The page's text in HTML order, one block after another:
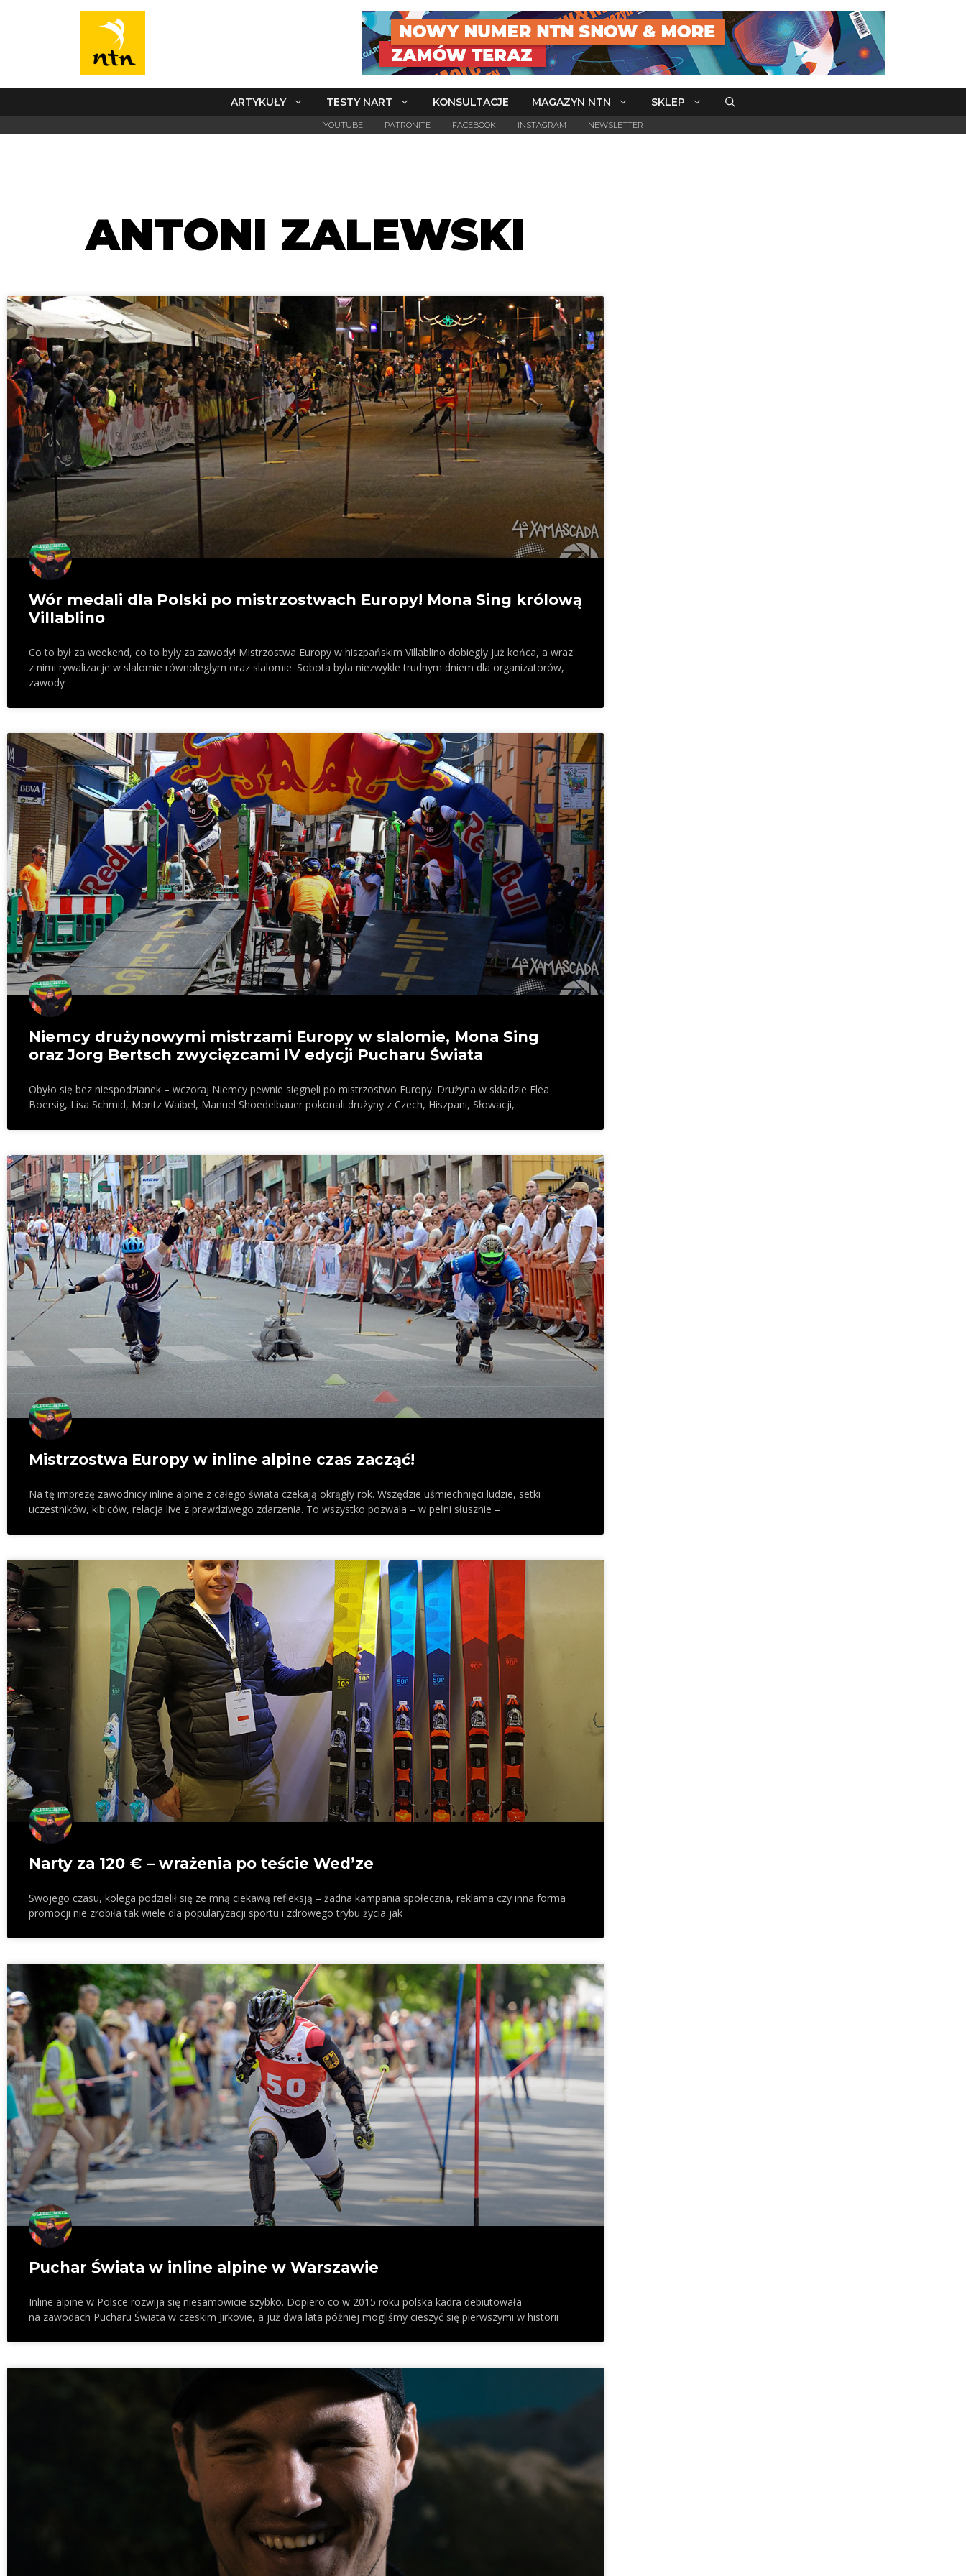
ARTYKUŁY TESTY NART KONSULTACJE MAGAZYN NTN SKLEP
YOUTUBE PATRONITE FACEBOOK INSTAGRAM NEWSLETTER
ANTONI ZALEWSKI
Wór medali dla Polski po mistrzostwach Europy! Mona Sing królową
Villablino
Co to był za weekend, co to były za zawody! Mistrzostwa Europy w hiszpańskim Villablino dobiegły już końca, a wraz
z nimi rywalizacje w slalomie równoległym oraz slalomie. Sobota była niezwykle trudnym dniem dla organizatorów,
zawody
Niemcy drużynowymi mistrzami Europy w slalomie, Mona Sing
oraz Jorg Bertsch zwycięzcami IV edycji Pucharu Świata
Obyło się bez niespodzianek – wczoraj Niemcy pewnie sięgnęli po mistrzostwo Europy. Drużyna w składzie Elea
Boersig, Lisa Schmid, Moritz Waibel, Manuel Shoedelbauer pokonali drużyny z Czech, Hiszpani, Słowacji,
Mistrzostwa Europy w inline alpine czas zacząć!
Na tę imprezę zawodnicy inline alpine z całego świata czekają okrągły rok. Wszędzie uśmiechnięci ludzie, setki
uczestników, kibiców, relacja live z prawdziwego zdarzenia. To wszystko pozwala – w pełni słusznie –
Narty za 120 € – wrażenia po teście Wed’ze
Swojego czasu, kolega podzielił się ze mną ciekawą refleksją – żadna kampania społeczna, reklama czy inna forma
promocji nie zrobiła tak wiele dla popularyzacji sportu i zdrowego trybu życia jak
Puchar Świata w inline alpine w Warszawie
Inline alpine w Polsce rozwija się niesamowicie szybko. Dopiero co w 2015 roku polska kadra debiutowała
na zawodach Pucharu Świata w czeskim Jirkovie, a już dwa lata później mogliśmy cieszyć się pierwszymi w historii